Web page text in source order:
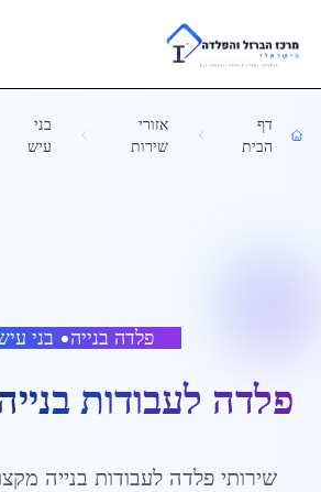
Skip to main content
דף
הבית
אזורי
שירות
בני
עיש
פלדה בנייה• בני
פלדה לעבודות
שירותי פלדה לעבודות בנייה